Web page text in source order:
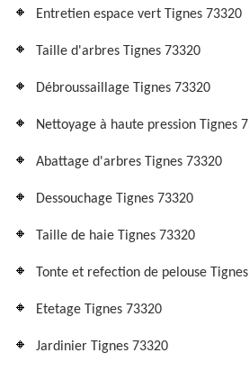
Entretien espace vert Tignes 73320
Taille d'arbres Tignes 73320
Débroussaillage Tignes 73320
Nettoyage à haute pression Tignes
Abattage d'arbres Tignes 73320
Dessouchage Tignes 73320
Taille de haie Tignes 73320
Tonte et refection de pelouse
Etetage Tignes 73320
Jardinier Tignes 73320